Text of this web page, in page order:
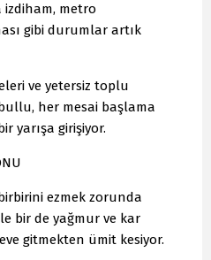
metro
gibi durumlar artık
ve yetersiz toplu
her mesai başlama
yarışa girişiyor.
ezmek zorunda
bir de yağmur ve kar
gitmekten ümit kesiyor.